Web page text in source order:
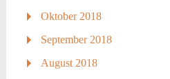
Oktober 2018
September 2018
August 2018